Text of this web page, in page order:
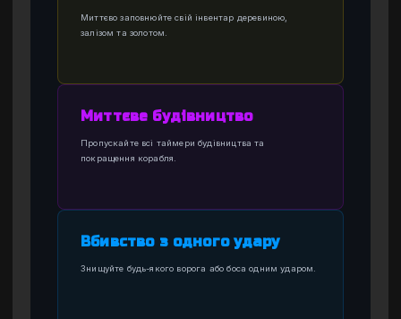
Миттєво заповнюйте свій інвентар деревиною,
залізом та золотом.
Миттєве будівництво
Пропускайте всі таймери будівництва та
покращення корабля.
Вбивство з одного удару
Знищуйте будь-якого ворога або боса одним ударом.